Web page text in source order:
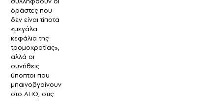
δράστες που
δεν είναι τίποτα
«μεγάλα
κεφάλια της
τρομοκρατίας»,
αλλά οι
συνήθεις
ύποπτοι που
μπαινοβγαίνουν
στο ΑΠΘ, στις